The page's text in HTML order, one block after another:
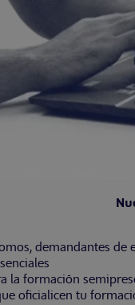
demandantes
la formación
oficialicen tu